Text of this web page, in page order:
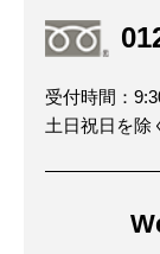
受付時間：
土日祝日を除